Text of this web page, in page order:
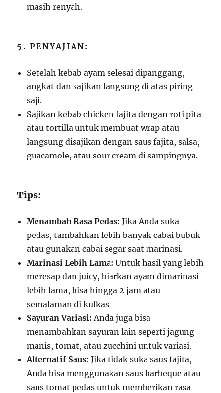
masih renyah.
5.PENYAJIAN:
Setelah kebab ayam selesai dipanggang,
angkat dan sajikan langsung di atas piring
saji.
Sajikan kebab chicken fajita dengan roti pita
atau tortilla untuk membuat wrap atau
langsung disajikan dengan saus fajita, salsa,
guacamole, atau sour cream di sampingnya.
Tips:
Menambah Rasa Pedas: Jika Anda suka
pedas, tambahkan lebih banyak cabai bubuk
atau gunakan cabai segar saat marinasi.
Marinasi Lebih Lama: Untuk hasil yang lebih
meresap dan juicy, biarkan ayam dimarinasi
lebih lama, bisa hingga 2 jam atau
semalaman di kulkas.
Sayuran Variasi: Anda juga bisa
menambahkan sayuran lain seperti jagung
manis, tomat, atau zucchini untuk variasi.
Alternatif Saus: Jika tidak suka saus fajita,
Anda bisa menggunakan saus barbeque atau
saus tomat pedas untuk memberikan rasa